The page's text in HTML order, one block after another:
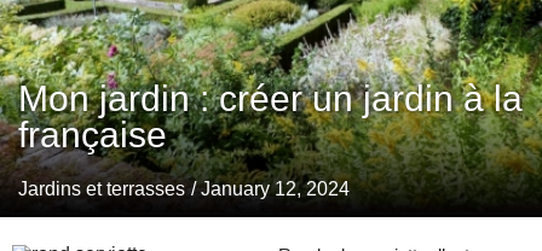
Mon jardin : créer un jardin à la
française
Jardins et terrasses / January 12, 2024